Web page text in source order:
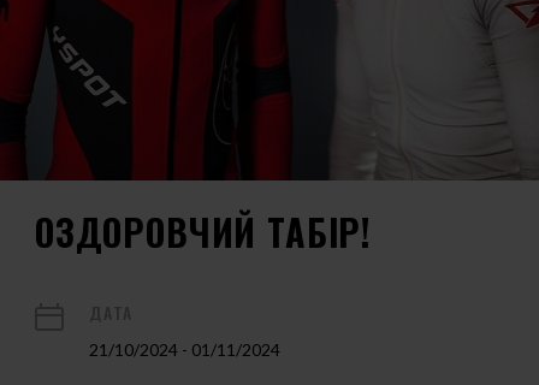
ОЗДОРОВЧИЙ ТАБІР!
21/10/2024 - 01/11/2024